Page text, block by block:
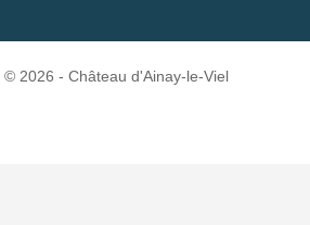
© 2026 - Château d'Ainay-le-Viel